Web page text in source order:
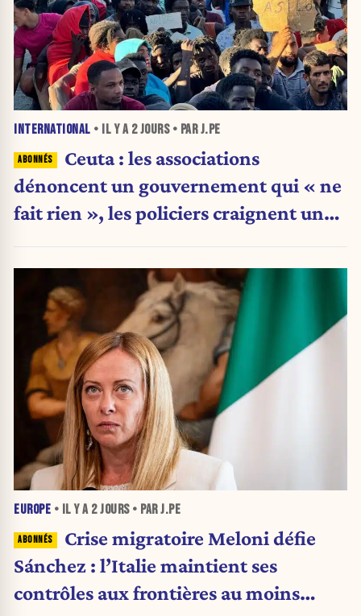
INTERNATIONAL • IL Y A 2 JOURS• PAR J.PE
Ceuta : les associations
dénoncent un gouvernement qui « ne
fait rien », les policiers craignent une
EUROPE • IL Y A 2 JOURS• PAR J.PE
Crise migratoire Meloni défie
Sánchez : l’Italie maintient ses
contrôles aux frontières au moins